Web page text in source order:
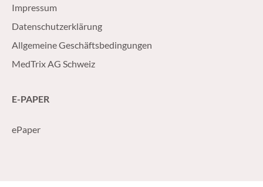
Impressum
Datenschutzerklärung
Allgemeine Geschäftsbedingungen
MedTrix AG Schweiz
E-PAPER
ePaper